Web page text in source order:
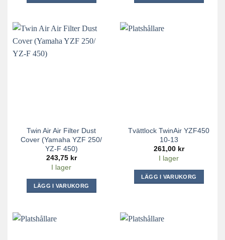
Twin Air Air Filter Dust
Cover (Yamaha YZF 250/
YZ-F 450)
243,75 kr
I lager
LÄGG I VARUKORG
Tvättlock TwinAir YZF450
10-13
261,00 kr
I lager
LÄGG I VARUKORG